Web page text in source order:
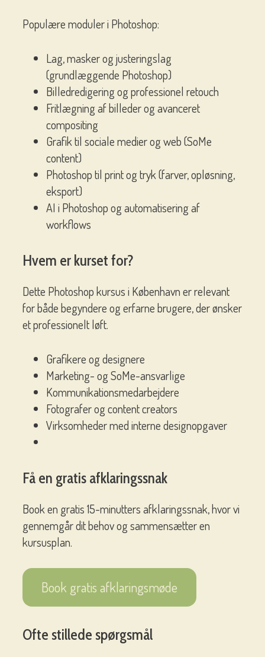
Populære moduler i Photoshop:
Lag, masker og justeringslag
(grundlæggende Photoshop)
Billedredigering og professionel retouch
Fritlægning af billeder og avanceret
compositing
Grafik til sociale medier og web (SoMe
content)
Photoshop til print og tryk (farver, opløsning,
eksport)
AI i Photoshop og automatisering af
workflows
Hvem er kurset for?
Dette Photoshop kursus i København er relevant
for både begyndere og erfarne brugere, der ønsker
et professionelt løft.
Grafikere og designere
Marketing- og SoMe-ansvarlige
Kommunikationsmedarbejdere
Fotografer og content creators
Virksomheder med interne designopgaver
Få en gratis afklaringssnak
Book en gratis 15-minutters afklaringssnak, hvor vi
gennemgår dit behov og sammensætter en
kursusplan.
Book gratis afklaringsmøde
Ofte stillede spørgsmål